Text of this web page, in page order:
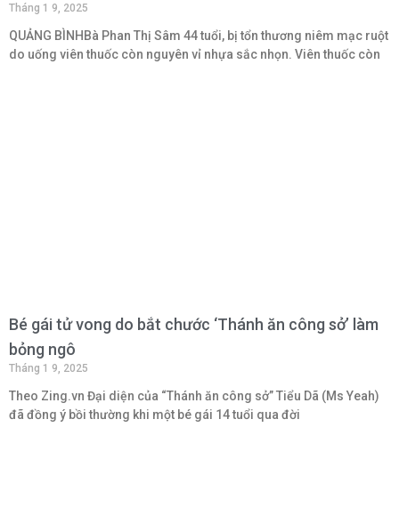
Tháng 1 9, 2025
QUẢNG BÌNHBà Phan Thị Sâm 44 tuổi, bị tổn thương niêm mạc ruột
do uống viên thuốc còn nguyên vỉ nhựa sắc nhọn. Viên thuốc còn
Bé gái tử vong do bắt chước ‘Thánh ăn công sở’ làm
bỏng ngô
Tháng 1 9, 2025
Theo Zing.vn Đại diện của “Thánh ăn công sở” Tiểu Dã (Ms Yeah)
đã đồng ý bồi thường khi một bé gái 14 tuổi qua đời